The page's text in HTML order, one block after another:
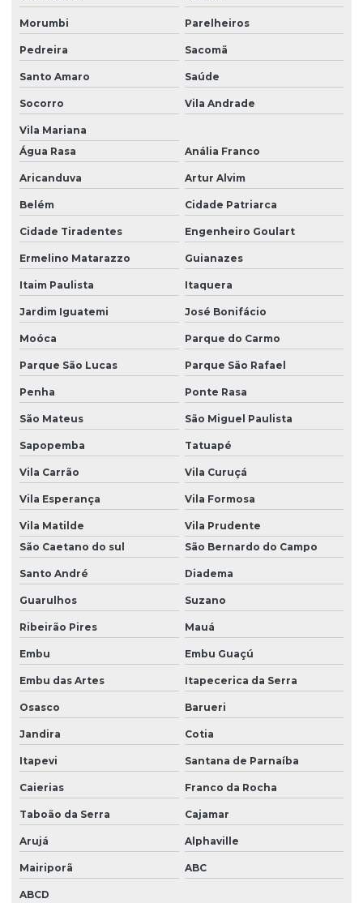
Gestão de parque tecnológico hospitalar
Gestão patrimonial hospitalar
Inovação em parque tecnológico hospitalar
Instrumentos hospitalares
Manutenção de ativos hospitalares
Manutenção bomba de infusão mdk me11
Manutenção bomba de infusão mdk mi23
Manutenção de bomba de infusão me11
Manutenção de bomba de infusão me11 em são paulo
Manutenção de bomba de infusão me11 em sp
Manutenção de bomba de infusão mi20
Manutenção de bomba de infusão mi20 em são paulo
Manutenção de bomba de infusão mi20 em sp
Manutenção de bomba de infusão mi23
Manutenção de bomba de infusão mi23 em são paulo
Manutenção de bomba de infusão mi23 em sp
Manutenção bomba de seringa mdk ms56
Manutenção de bomba de seringa ms31
Manutenção de bomba de seringa ms31 em são paulo
Manutenção de bomba de seringa ms31 em sp
Manutenção de bomba de seringa ms56
Manutenção de bomba de seringa ms56 em são paulo
Manutenção de bomba de seringa ms56 em sp
Manutenção corretiva hospitalar
Manutenção hospitalar
Manutenção preditiva de parque tecnológico
Manutenção preventiva de equipamentos médicos
Manutenção preventiva hospitalar
Morumbi Parelheiros
Pedreira Sacomã
Santo Amaro Saúde
Socorro Vila Andrade
Vila Mariana
Água Rasa
Anália Franco
Aricanduva Artur Alvim
Belém Cidade Patriarca
Cidade Tiradentes Engenheiro Goulart
Ermelino Matarazzo Guianazes
Itaim Paulista Itaquera
Jardim Iguatemi José Bonifácio
Moóca Parque do Carmo
Parque São Lucas Parque São Rafael
Penha Ponte Rasa
São Mateus São Miguel Paulista
Sapopemba Tatuapé
Vila Carrão Vila Curuçá
Vila Esperança Vila Formosa
Vila Matilde
Vila Prudente
São Caetano do sul
São Bernardo do Campo
Santo André Diadema
Guarulhos Suzano
Ribeirão Pires Mauá
Embu Embu Guaçú
Embu das Artes Itapecerica da Serra
Osasco Barueri
Jandira Cotia
Itapevi Santana de Parnaíba
Caierias Franco da Rocha
Taboão da Serra Cajamar
Arujá Alphaville
Mairiporã ABC
ABCD